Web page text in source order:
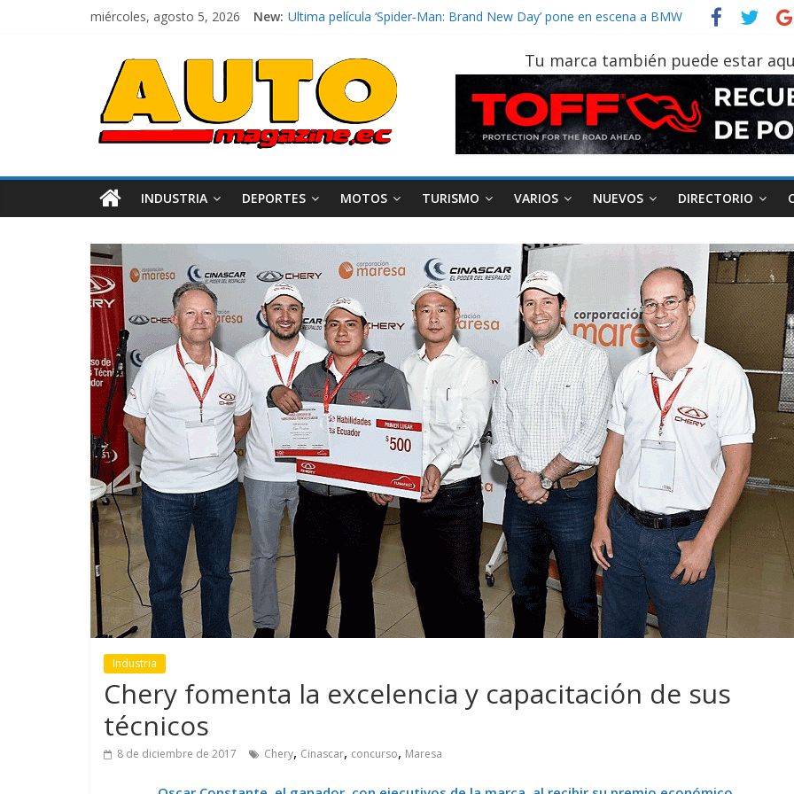
miércoles, agosto 5, 2026 New: El costo de tener un vehículo gana protagonismo a la hora de decidir
¿Qué puede pasar con tu vehículo si permanece varios días sin usar?
La Vuelta al Ecuador 2026, edición 47ª, recorre 7 provincias en 8 días
La FEDAK recibe 12 Sinotruk Bolden para cubrir las rutas de La Vuelta
Tu marca también puede estar
INDUSTRIA DEPORTES MOTOS TURISMO VARIOS NUEVOS DIRECTORIO
Industria
Chery fomenta la excelencia y capacitación de sus
técnicos
8 de diciembre de 2017 Chery, Cinascar, concurso, Maresa
Movilidad Varios
GM reafirma su
compromiso con movilidad
más segura y conectada
Movilidad Turismo Varios
¿Qué puede pasar con tu
vehículo si permanece
varios días sin usar?
AEADE Industria Motociclismo
Movilidad
Campaña busca cambiar
destino de los
en la región